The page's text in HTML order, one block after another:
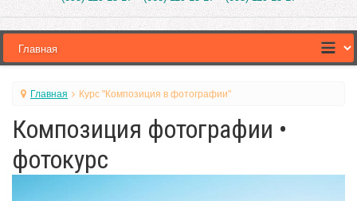
Главная Курс "Композиция в фотографии"
Композиция фотографии •
фотокурс